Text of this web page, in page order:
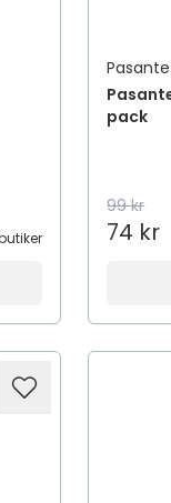
Pasante
pack
99 kr
74 kr